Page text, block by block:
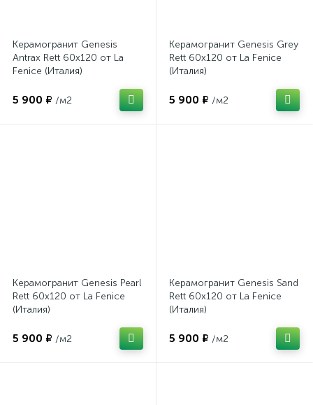
Керамогранит Genesis
Antrax Rett 60x120 от La
Fenice (Италия)
5 900 ₽ /м2
Керамогранит Genesis Grey
Rett 60x120 от La Fenice
(Италия)
5 900 ₽ /м2
Керамогранит Genesis Pearl
Rett 60x120 от La Fenice
(Италия)
5 900 ₽ /м2
Керамогранит Genesis Sand
Rett 60x120 от La Fenice
(Италия)
5 900 ₽ /м2